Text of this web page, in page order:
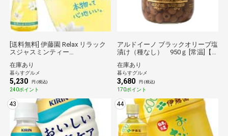
[送料無料] 伊藤園 Relax リラック
スジャスミンティー
箱］ ［賞味期限：4ヶ月以上]【3
～4営業日以内に出荷】ジャスミ
ン茶 ペットボトル まとめ買い 備
蓄 ストック 水分補給 お茶 [同梱不
可] 倉庫C
在庫あり
暮らすグルメ
5,230 円 (税込)
240ポイント
アルドイーノ ブラックオリーブ塩
漬け（種なし） 950ｇ [常温]【3
在庫あり
暮らすグルメ
3,680 円 (税込)
170ポイント
43 44